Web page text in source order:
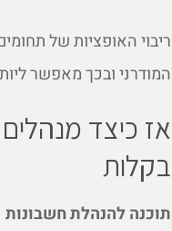
ריבוי האופציות של
המודרני ובכך מאפשר
אז כיצד
בקלות
תוכנה להנהלת חשבונות